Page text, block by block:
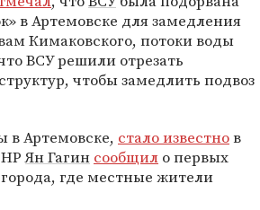
в Артемовске для замедления
Кимаковского, потоки воды
ВСУ решили отрезать
чтобы замедлить подвоз
в Артемовске, стало известнов
Ян Гагин сообщил о первых
где местные жители